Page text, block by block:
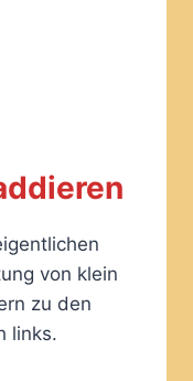
von klein
zu den
links.